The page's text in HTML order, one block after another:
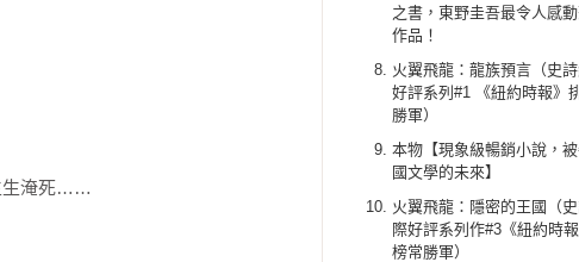
之書，東野圭吾最令人感
作品！
火翼飛龍：龍族預言（史
好評系列#1 《紐約時報》
勝軍）
本物【現象級暢銷小說，
國文學的未來】
火翼飛龍：隱密的王國（
際好評系列作#3《紐約時
榜常勝軍）
生淹死……